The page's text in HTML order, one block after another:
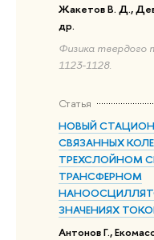
Жакетов В. Д.,
др.
Физика твердого
1123-1128.
Статья
НОВЫЙ
СВЯЗАННЫХ
ТРЕХСЛОЙНОМ
ТРАНСФЕРНОМ
ЗНАЧЕНИЯХ
Антонов Г.,